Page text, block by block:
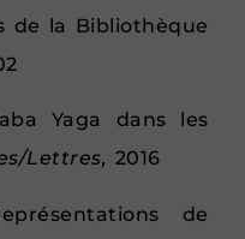
de la Bibliothèque
Yaga dans les
Lettres, 2016
de